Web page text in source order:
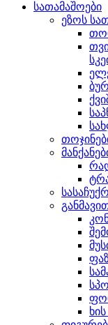
სათამაშოები
ეზოს